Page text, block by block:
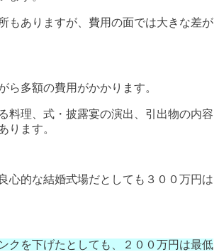
もありますが、費用の面では大きな差が
ら多額の費用がかかります。
料理、式・披露宴の演出、引出物の内容
ります。
心的な結婚式場だとしても３００万円は
クを下げたとしても、２００万円は最低